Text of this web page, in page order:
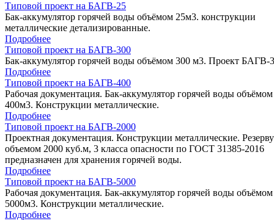
Типовой проект на БАГВ-25
Бак-аккумулятор горячей воды объёмом 25м3. конструкции
металлические детализированные.
Подробнее
Типовой проект на БАГВ-300
Бак-аккумулятор горячей воды объёмом 300 м3. Проект БАГВ-
Подробнее
Типовой проект на БАГВ-400
Рабочая документация. Бак-аккумулятор горячей воды объёмом
400м3. Конструкции металлические.
Подробнее
Типовой проект на БАГВ-2000
Проектная документация. Конструкции металлические.
объемом 2000 куб.м, 3 класса опасности по ГОСТ 31385-2016
предназначен для хранения горячей воды.
Подробнее
Типовой проект на БАГВ-5000
Рабочая документация. Бак-аккумулятор горячей воды объёмом
5000м3. Конструкции металлические.
Подробнее